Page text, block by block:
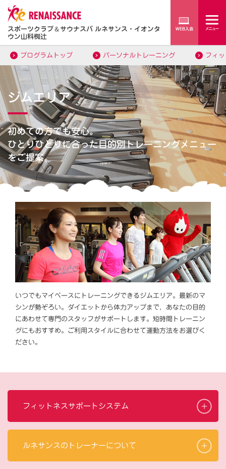
スポーツクラブ＆サウナスパ ルネサンス・イオンタ
ウン山科椥辻
プログラムトップ パーソナルトレーニング フィ
ジムエリア
初めての方でも安心。
ひとりひとりに合った目的別トレーニングメニュー
をご提案。
いつでもマイペースにトレーニングできるジムエリア。最新のマ
シンが勢ぞろい。ダイエットから体力アップまで、あなたの目的
にあわせて専門のスタッフがサポートします。短時間トレーニン
グにもおすすめ。ご利用スタイルに合わせて運動方法をお選びく
ださい。
フィットネスサポートシステム
ルネサンスのトレーナーについて